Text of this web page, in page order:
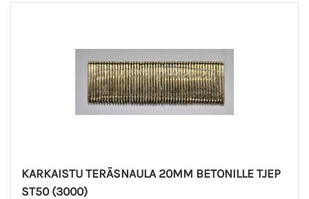
KARKAISTU TERÄSNAULA 20MM BETONILLE TJEP
ST50 (3000)